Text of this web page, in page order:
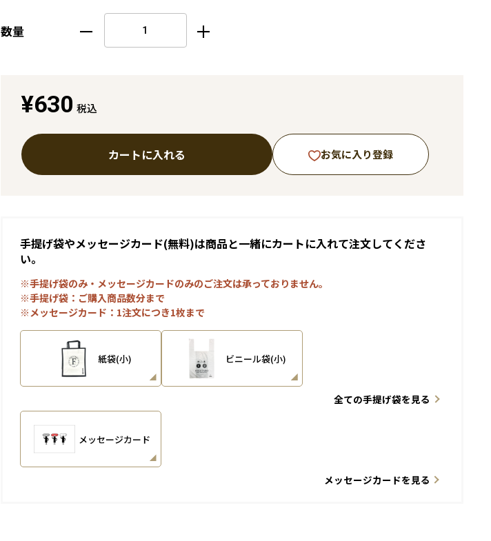
数量
¥630 税込
カートに入れる お気に入り登録
手提げ袋やメッセージカード(無料)は商品と一緒にカートに入れて注文してくださ
い。
※手提げ袋のみ・メッセージカードのみのご注文は承っておりません。
※手提げ袋：ご購入商品数分まで
※メッセージカード：1注文につき1枚まで
紙袋(小) ビニール袋(小)
全ての手提げ袋を見る
メッセージカード
メッセージカードを見る